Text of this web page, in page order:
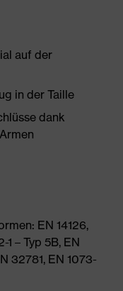
auf der
in der Taille
dank
EN 14126,
1 – Typ 5B, EN
32781, EN 1073-